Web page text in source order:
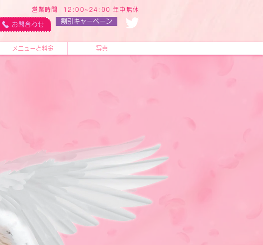
営業時間 12:00~24:00 年中無休
お問合わせ 割引キャーペーン
メニューと料金 写真